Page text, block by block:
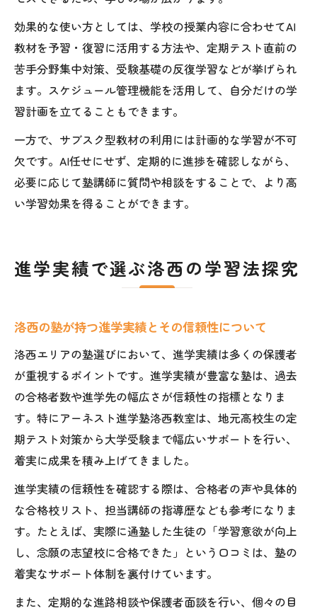
効果的な使い方としては、学校の授業内容に合わせてAI
教材を予習・復習に活用する方法や、定期テスト直前の
苦手分野集中対策、受験基礎の反復学習などが挙げられ
ます。スケジュール管理機能を活用して、自分だけの学
習計画を立てることもできます。
一方で、サブスク型教材の利用には計画的な学習が不可
欠です。AI任せにせず、定期的に進捗を確認しながら、
必要に応じて塾講師に質問や相談をすることで、より高
い学習効果を得ることができます。
進学実績で選ぶ洛西の学習法探究
洛西の塾が持つ進学実績とその信頼性について
洛西エリアの塾選びにおいて、進学実績は多くの保護者
が重視するポイントです。進学実績が豊富な塾は、過去
の合格者数や進学先の幅広さが信頼性の指標となりま
す。特にアーネスト進学塾洛西教室は、地元高校生の定
期テスト対策から大学受験まで幅広いサポートを行い、
着実に成果を積み上げてきました。
進学実績の信頼性を確認する際は、合格者の声や具体的
な合格校リスト、担当講師の指導歴なども参考になりま
す。たとえば、実際に通塾した生徒の「学習意欲が向上
し、念願の志望校に合格できた」という口コミは、塾の
着実なサポート体制を裏付けています。
また、定期的な進路相談や保護者面談を行い、個々の目